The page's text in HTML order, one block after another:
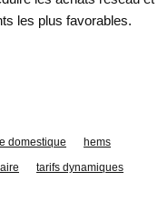
les plus favorables.
domestique
hems
tarifs dynamiques